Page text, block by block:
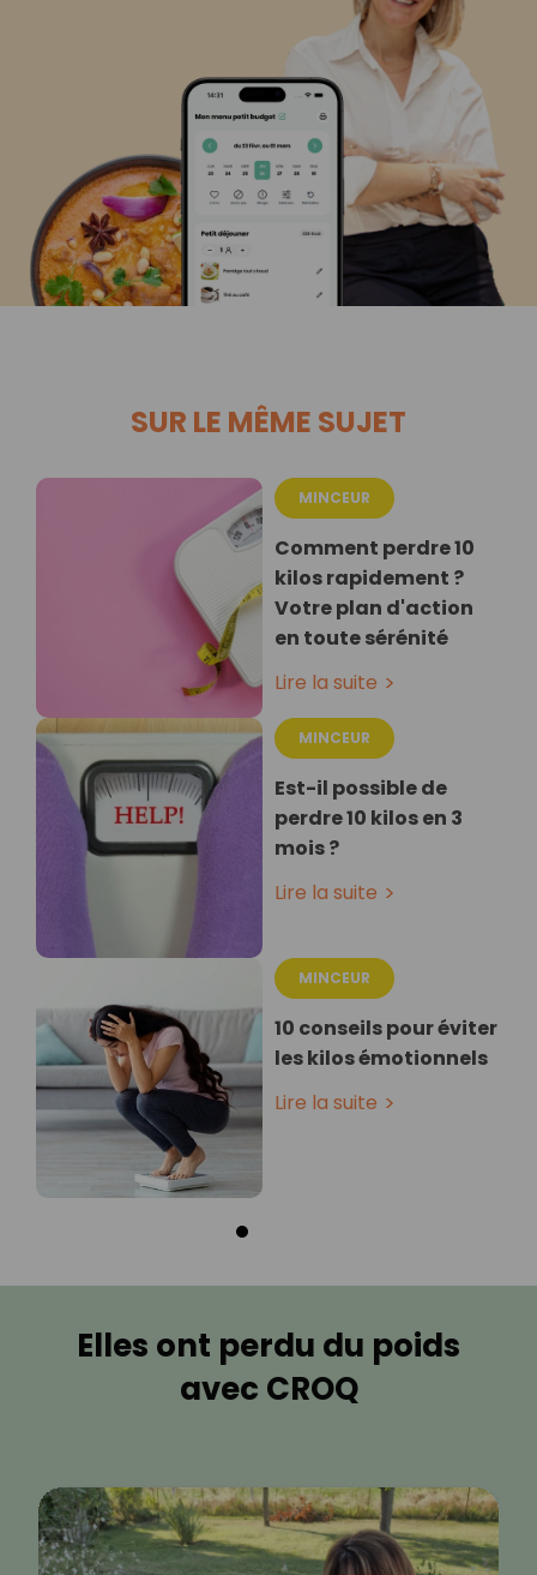
SUR LE MÊME SUJET
MINCEUR
Comment perdre 10
kilos rapidement ?
Votre plan d'action
en toute sérénité
Lire la suite
MINCEUR
Est-il possible de
perdre 10 kilos en 3
mois ?
Lire la suite
MINCEUR
10 conseils pour éviter
les kilos émotionnels
Lire la suite
Elles ont perdu du poids
avec CROQ